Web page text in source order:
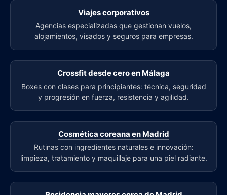
Viajes corporativos
Agencias especializadas que gestionan vuelos,
alojamientos, visados y seguros para empresas.
Crossfit desde cero en Málaga
Boxes con clases para principiantes: técnica, seguridad
y progresión en fuerza, resistencia y agilidad.
Cosmética coreana en Madrid
Rutinas con ingredientes naturales e innovación:
limpieza, tratamiento y maquillaje para una piel radiante.